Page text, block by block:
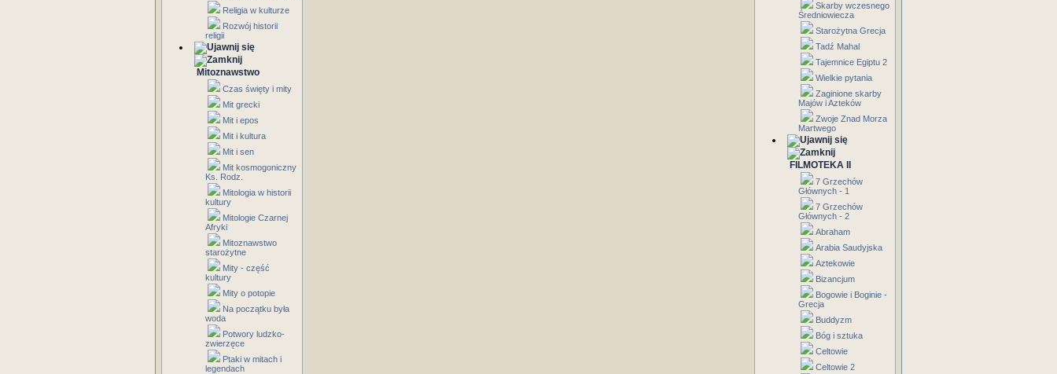
Religia w kulturze
Rozwój historii
religii
Mitoznawstwo
Czas święty i mity
Mit grecki
Mit i epos
Mit i kultura
Mit i sen
Mit kosmogoniczny
Ks. Rodz.
Mitologia w historii
kultury
Mitologie Czarnej
Afryki
Mitoznawstwo
starożytne
Mity - część
kultury
Mity o potopie
Na początku była
woda
Potwory ludzko-
zwierzęce
Ptaki w mitach i
legendach
Skarby wczesnego
Średniowiecza
Starożytna Grecja
Tadź Mahal
Tajemnice Egiptu 2
Wielkie pytania
Zaginione skarby
Majów i Azteków
Zwoje Znad Morza
Martwego
FILMOTEKA II
7 Grzechów
Głównych - 1
7 Grzechów
Głównych - 2
Abraham
Arabia Saudyjska
Aztekowie
Bizancjum
Bogowie i Boginie -
Grecja
Buddyzm
Bóg i sztuka
Celtowie
Celtowie 2